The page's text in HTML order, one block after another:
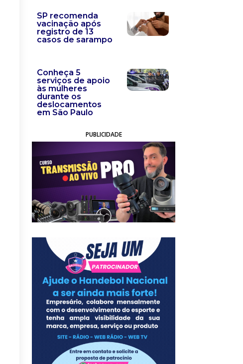
SP recomenda
vacinação após
registro de 13
casos de sarampo
Conheça 5
serviços de apoio
às mulheres
durante os
deslocamentos
em São Paulo
PUBLICIDADE